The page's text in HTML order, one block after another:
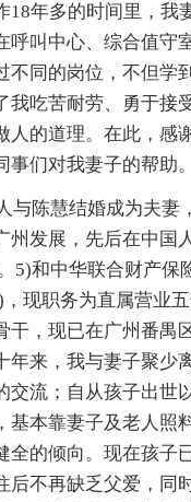
18年多的时间里，我
呼叫中心、综合值守
不同的岗位，不但学
我吃苦耐劳、勇于接
人的道理。在此，感
事们对我妻子的帮助。
与陈慧结婚成为夫妻
州发展，先后在中国
5)和中华联合财产保
现职务为直属营业
干，现已在广州番禺
年来，我与妻子聚少
交流；自从孩子出世
基本靠妻子及老人照
全的倾向。现在孩子
后不再缺乏父爱，同